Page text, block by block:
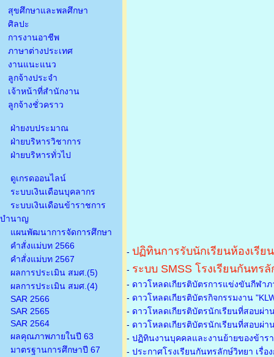
สุขศึกษาและพลศึกษา
ศิลปะ
การงานอาชีพ
ภาษาต่างประเทศ
งานแนะแนว
ลูกจ้างประจำ
เจ้าหน้าที่สำนักงาน
ลูกจ้างชั่วคราว
ฝ่ายงบประมาณ
ฝ่ายบริหารวิชาการ
ฝ่ายบริหารทั่วไป
ดูเกรดออนไลน์
ระบบเงินเดือนบุคลากร
ระบบเงินเดือนข้าราชการ
บำนาญ
แผนพัฒนาการจัดการศึกษา
คำสั่งแม่บท 2566
คำสั่งแม่บท 2567
ผลการประเมิน สมศ.(5)
ผลการประเมิน สมศ.(4)
SAR 2566
SAR 2565
SAR 2564
ผลคุณภาพภายในปี 63
มาตรฐานการศึกษาปี 67
- ปฏิทินการรับนักเรียนห้องเรีย
- ระบบ SMSS โรงเรียนกันทร
- ดาวโหลดเกียรติบัตรการแข่งขันกีฬา
- ดาวโหลดเกียรติบัตรกิจกรรมงาน
- ดาวโหลดเกียรติบัตรนักเรียนที่สอบผ่
- ดาวโหลดเกียรติบัตรนักเรียนที่สอบผ่
- ปฏิทินงานบุคคลและงานย้ายของข้าร
- ประกาศโรงเรียนกันทรลักษ์วิทยา เรื่